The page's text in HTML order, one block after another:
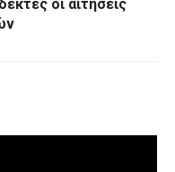
οι αιτήσεις